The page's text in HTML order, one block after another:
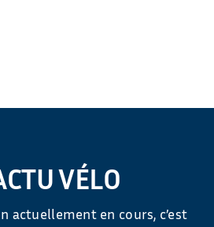
VÉLO
actuellement en cours, c’est